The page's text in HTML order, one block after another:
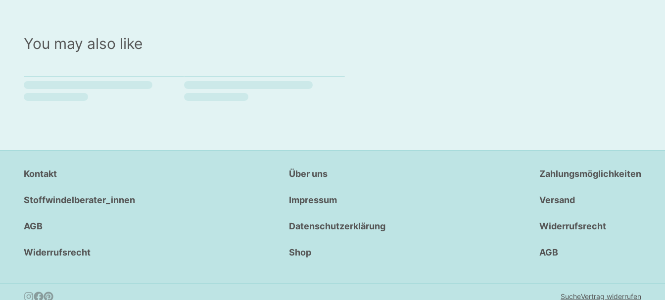
You may also like
Kontakt
Stoffwindelberater_innen
AGB
Widerrufsrecht
Über uns
Impressum
Datenschutzerklärung
Shop
Zahlungsmöglichkeiten
Versand
Widerrufsrecht
AGB
SucheVertrag widerrufen